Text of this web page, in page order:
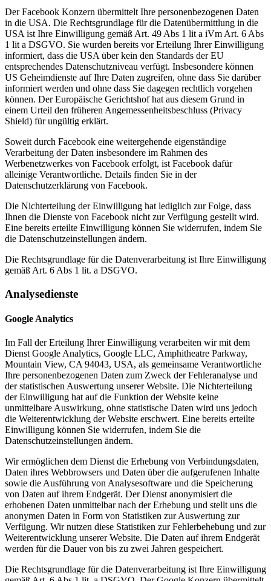
Der Facebook Konzern übermittelt Ihre personenbezogenen Daten
in die USA. Die Rechtsgrundlage für die Datenübermittlung in die
USA ist Ihre Einwilligung gemäß Art. 49 Abs 1 lit a iVm Art. 6 Abs
1 lit a DSGVO. Sie wurden bereits vor Erteilung Ihrer Einwilligung
informiert, dass die USA über kein den Standards der EU
entsprechendes Datenschutzniveau verfügt. Insbesondere können
US Geheimdienste auf Ihre Daten zugreifen, ohne dass Sie darüber
informiert werden und ohne dass Sie dagegen rechtlich vorgehen
können. Der Europäische Gerichtshof hat aus diesem Grund in
einem Urteil den früheren Angemessenheitsbeschluss (Privacy
Shield) für ungültig erklärt.
Soweit durch Facebook eine weitergehende eigenständige
Verarbeitung der Daten insbesondere im Rahmen des
Werbenetzwerkes von Facebook erfolgt, ist Facebook dafür
alleinige Verantwortliche. Details finden Sie in der
Datenschutzerklärung von Facebook.
Die Nichterteilung der Einwilligung hat lediglich zur Folge, dass
Ihnen die Dienste von Facebook nicht zur Verfügung gestellt wird.
Eine bereits erteilte Einwilligung können Sie widerrufen, indem Sie
die Datenschutzeinstellungen ändern.
Die Rechtsgrundlage für die Datenverarbeitung ist Ihre Einwilligung
gemäß Art. 6 Abs 1 lit. a DSGVO.
Analysedienste
Google Analytics
Im Fall der Erteilung Ihrer Einwilligung verarbeiten wir mit dem
Dienst Google Analytics, Google LLC, Amphitheatre Parkway,
Mountain View, CA 94043, USA, als gemeinsame Verantwortliche
Ihre personenbezogenen Daten zum Zweck der Fehleranalyse und
der statistischen Auswertung unserer Website. Die Nichterteilung
der Einwilligung hat auf die Funktion der Website keine
unmittelbare Auswirkung, ohne statistische Daten wird uns jedoch
die Weiterentwicklung der Website erschwert. Eine bereits erteilte
Einwilligung können Sie widerrufen, indem Sie die
Datenschutzeinstellungen ändern.
Wir ermöglichen dem Dienst die Erhebung von Verbindungsdaten,
Daten ihres Webbrowsers und Daten über die aufgerufenen Inhalte
sowie die Ausführung von Analysesoftware und die Speicherung
von Daten auf ihrem Endgerät. Der Dienst anonymisiert die
erhobenen Daten unmittelbar nach der Erhebung und stellt uns die
anonymen Daten in Form von Statistiken zur Auswertung zur
Verfügung. Wir nutzen diese Statistiken zur Fehlerbehebung und zur
Weiterentwicklung unserer Website. Die Daten auf ihrem Endgerät
werden für die Dauer von bis zu zwei Jahren gespeichert.
Die Rechtsgrundlage für die Datenverarbeitung ist Ihre Einwilligung